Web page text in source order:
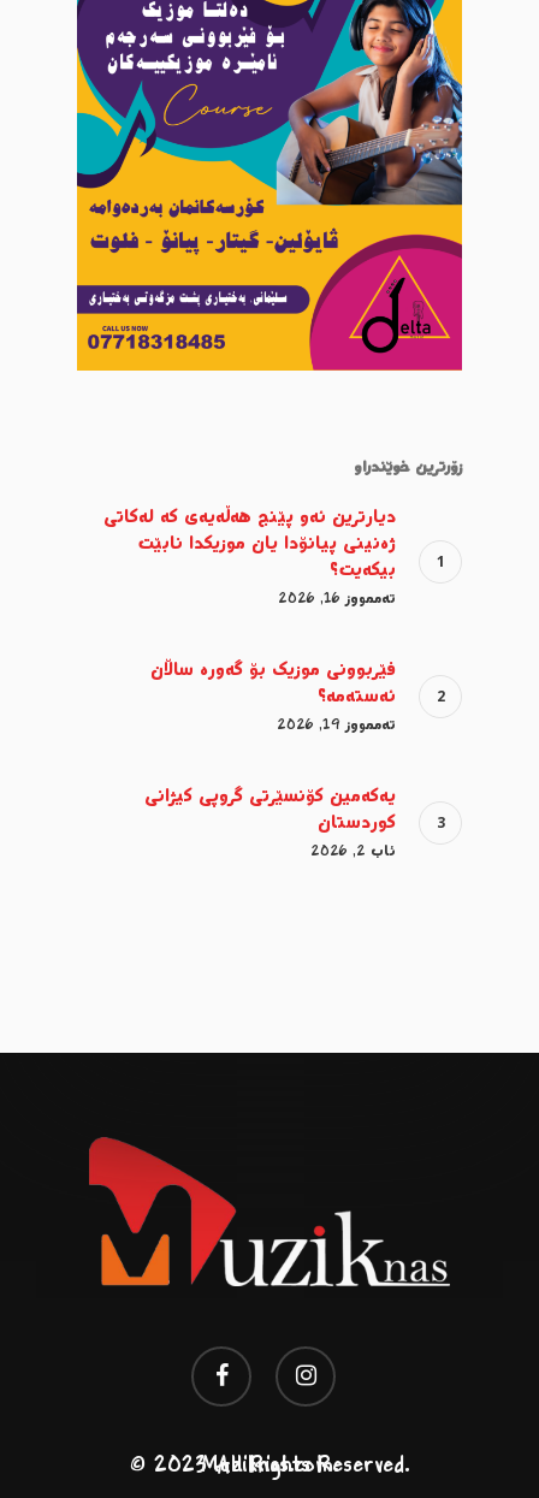
زۆرترین خوێندراو
دیارترین ئەو پێنج هەڵەیەی کە لەکاتی
ژەنینی پیانۆدا یان موزیکدا نابێت
بیکەیت؟
تەممووز 16, 2026
فێربوونی موزیک بۆ گەورە ساڵان
ئەستەمە؟
تەممووز 19, 2026
یەکەمین کۆنسێرتی گروپی کیژانی
کوردستان
ئاب 2, 2026
facebook instagram
© 2023 All Rights Reserved. Muziknas.com.